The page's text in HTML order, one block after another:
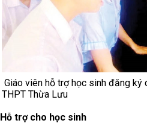
Giáo viên hỗ trợ học sinh đăng
THPT Thừa Lưu
Hỗ trợ cho học sinh